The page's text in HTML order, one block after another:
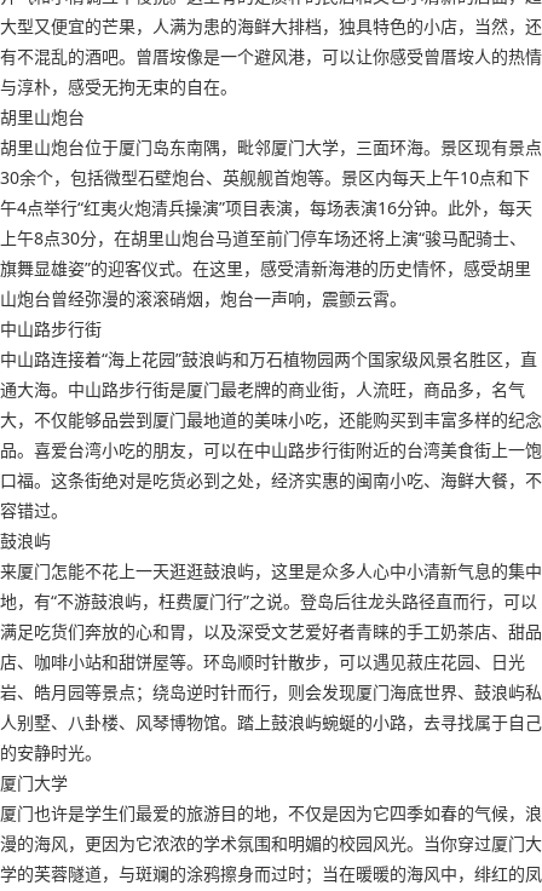
大型又便宜的芒果，人满为患的海鲜大排档，独具特色的小店，当然，还
有不混乱的酒吧。曾厝垵像是一个避风港，可以让你感受曾厝垵人的热情
与淳朴，感受无拘无束的自在。
胡里山炮台
胡里山炮台位于厦门岛东南隅，毗邻厦门大学，三面环海。景区现有景点
30余个，包括微型石壁炮台、英舰舰首炮等。景区内每天上午10点和下
午4点举行“红夷火炮清兵操演”项目表演，每场表演16分钟。此外，每天
上午8点30分，在胡里山炮台马道至前门停车场还将上演“骏马配骑士、
旗舞显雄姿”的迎客仪式。在这里，感受清新海港的历史情怀，感受胡里
山炮台曾经弥漫的滚滚硝烟，炮台一声响，震颤云霄。
中山路步行街
中山路连接着“海上花园”鼓浪屿和万石植物园两个国家级风景名胜区，直
通大海。中山路步行街是厦门最老牌的商业街，人流旺，商品多，名气
大，不仅能够品尝到厦门最地道的美味小吃，还能购买到丰富多样的纪念
品。喜爱台湾小吃的朋友，可以在中山路步行街附近的台湾美食街上一饱
口福。这条街绝对是吃货必到之处，经济实惠的闽南小吃、海鲜大餐，不
容错过。
鼓浪屿
来厦门怎能不花上一天逛逛鼓浪屿，这里是众多人心中小清新气息的集中
地，有“不游鼓浪屿，枉费厦门行”之说。登岛后往龙头路径直而行，可以
满足吃货们奔放的心和胃，以及深受文艺爱好者青睐的手工奶茶店、甜品
店、咖啡小站和甜饼屋等。环岛顺时针散步，可以遇见菽庄花园、日光
岩、皓月园等景点；绕岛逆时针而行，则会发现厦门海底世界、鼓浪屿私
人别墅、八卦楼、风琴博物馆。踏上鼓浪屿蜿蜒的小路，去寻找属于自己
的安静时光。
厦门大学
厦门也许是学生们最爱的旅游目的地，不仅是因为它四季如春的气候，浪
漫的海风，更因为它浓浓的学术氛围和明媚的校园风光。当你穿过厦门大
学的芙蓉隧道，与斑斓的涂鸦擦身而过时；当在暖暖的海风中，绯红的凤